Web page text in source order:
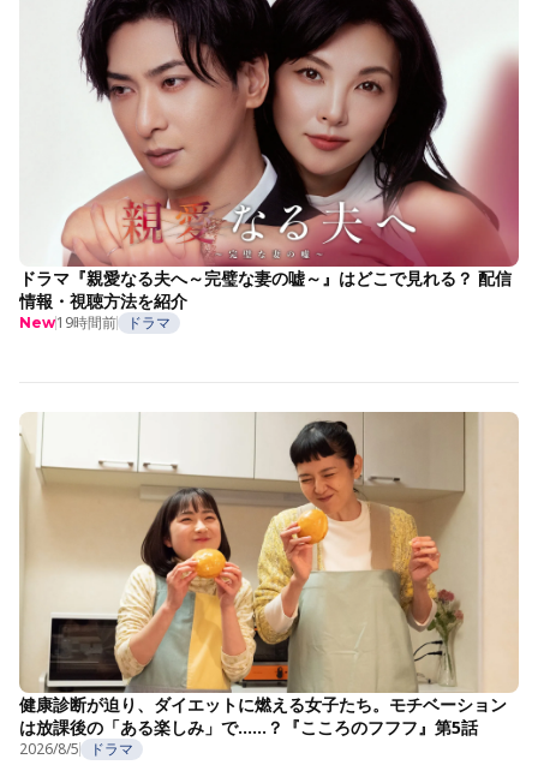
ドラマ『親愛なる夫へ～完璧な妻の嘘～』はどこで見れる？ 配信
情報・視聴方法を紹介
New19時間前 ドラマ
健康診断が迫り、ダイエットに燃える女子たち。モチベーション
は放課後の「ある楽しみ」で……？『こころのフフフ』第5話
2026/8/5 ドラマ